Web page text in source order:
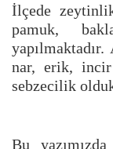
İlçede
pamuk,
nar, erik,
sebzecilik
Bu